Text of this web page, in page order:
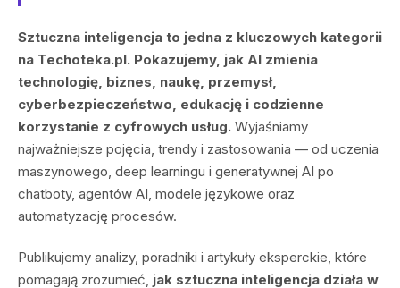
Sztuczna inteligencja to jedna z kluczowych kategorii
na Techoteka.pl. Pokazujemy, jak AI zmienia
technologię, biznes, naukę, przemysł,
cyberbezpieczeństwo, edukację i codzienne
korzystanie z cyfrowych usług. Wyjaśniamy
najważniejsze pojęcia, trendy i zastosowania — od uczenia
maszynowego, deep learningu i generatywnej AI po
chatboty, agentów AI, modele językowe oraz
automatyzację procesów.
Publikujemy analizy, poradniki i artykuły eksperckie, które
pomagają zrozumieć, jak sztuczna inteligencja działa w